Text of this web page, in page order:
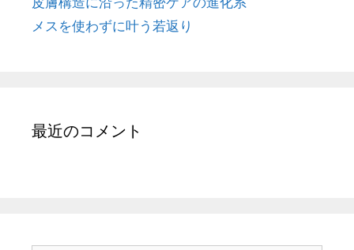
メスを使わずに叶う若返り
最近のコメント